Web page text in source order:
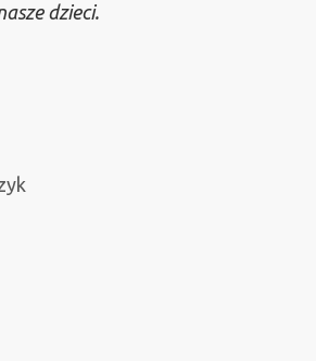
dzieci.